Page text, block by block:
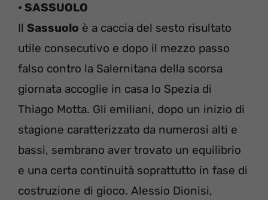
• SASSUOLO
Il Sassuolo è a caccia del sesto risultato
utile consecutivo e dopo il mezzo passo
falso contro la Salernitana della scorsa
giornata accoglie in casa lo Spezia di
Thiago Motta. Gli emiliani, dopo un inizio di
stagione caratterizzato da numerosi alti e
bassi, sembrano aver trovato un equilibrio
e una certa continuità soprattutto in fase di
costruzione di gioco. Alessio Dionisi,